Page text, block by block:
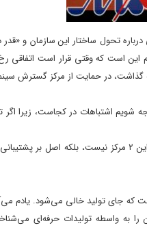
تحول ساختار این سازمان و «قدر
این است که وقتی قرار است اتفاقی
گذاشت، در حمایت از مرکز گسترش
متوجه شویم اشتباهات در کجاست، زیرا
کارگردان «زنانگی» یادآور شد: متن صحبت‌های رئیس سازمان سینمایی نشان می‌دهد که تصمیم بر از بین بردن و یا نبودن این ۲
که جای تولید خالی می‌شود. یادم
به واسطه تولیدات حرفه‌ای